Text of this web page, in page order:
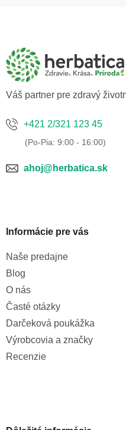
Váš partner pre zdravý
+421 2/321 123 45
ahoj@herbatica.sk
Informácie pre vás
Naše predajne
Blog
O nás
Časté otázky
Darčeková poukážka
Výrobcovia a značky
Recenzie